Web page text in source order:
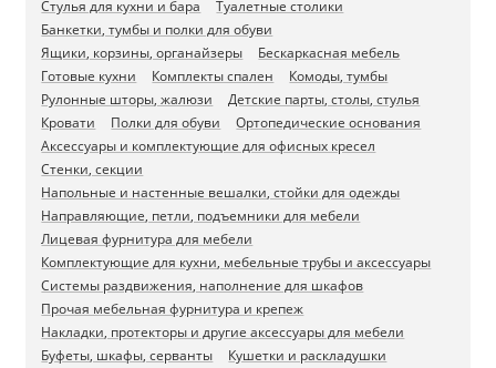
Стулья для кухни и бара
Туалетные столики
Банкетки, тумбы и полки для обуви
Ящики, корзины, органайзеры
Бескаркасная мебель
Готовые кухни
Комплекты спален
Комоды, тумбы
Рулонные шторы, жалюзи
Детские парты, столы, стулья
Кровати
Полки для обуви
Ортопедические основания
Аксессуары и комплектующие для офисных кресел
Стенки, секции
Напольные и настенные вешалки, стойки для одежды
Направляющие, петли, подъемники для мебели
Лицевая фурнитура для мебели
Комплектующие для кухни, мебельные трубы и аксессуары
Системы раздвижения, наполнение для шкафов
Прочая мебельная фурнитура и крепеж
Накладки, протекторы и другие аксессуары для мебели
Буфеты, шкафы, серванты
Кушетки и раскладушки